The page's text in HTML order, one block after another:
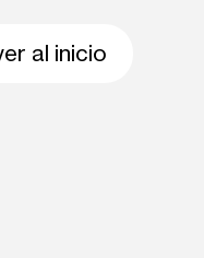
al inicio